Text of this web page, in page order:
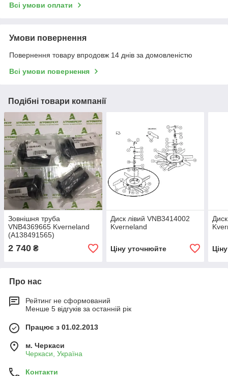
Всі умови оплати
Умови повернення
Повернення товару впродовж 14 днів за домовленістю
Всі умови повернення
Подібні товари компанії
Зовнішня труба
VNB4369665 Kverneland
(A138491565)
2 740 ₴
Диск лівий VNB3414002
Kverneland
Ціну уточнюйте
Про нас
Рейтинг не сформований
Менше 5 відгуків за останній рік
Працює з 01.02.2013
м. Черкаси
Черкаси, Україна
Контакти